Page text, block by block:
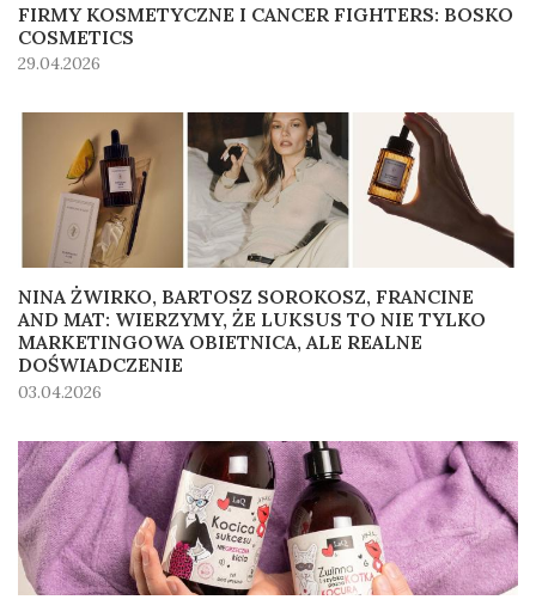
FIRMY KOSMETYCZNE I CANCER FIGHTERS: BOSKO
COSMETICS
29.04.2026
NINA ŻWIRKO, BARTOSZ SOROKOSZ, FRANCINE
AND MAT: WIERZYMY, ŻE LUKSUS TO NIE TYLKO
MARKETINGOWA OBIETNICA, ALE REALNE
DOŚWIADCZENIE
03.04.2026